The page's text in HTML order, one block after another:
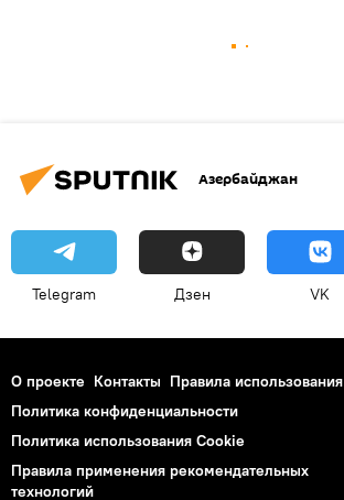
Азербайджан
Telegram Дзен VK
О проекте Контакты Правила использования
Политика конфиденциальности
Политика использования Cookie
Правила применения рекомендательных
технологий